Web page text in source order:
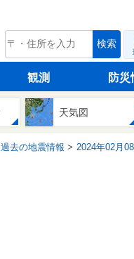
tenki.jp 検索
観測 防災
天気図
過去の地震情報 2024年02月08